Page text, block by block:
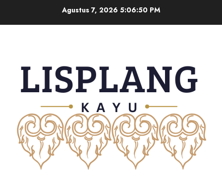
Agustus 7, 20265:06:51 PM